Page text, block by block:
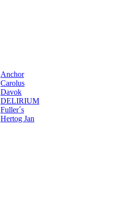
Anchor
Carolus
Davok
DELIRIUM
Fuller´s
Hertog Jan